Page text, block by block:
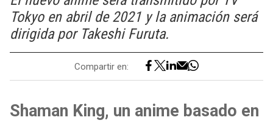
Tokyo en abril de 2021 y la animación será
dirigida por Takeshi Furuta.
Compartir en:
Shaman King, un anime basado en